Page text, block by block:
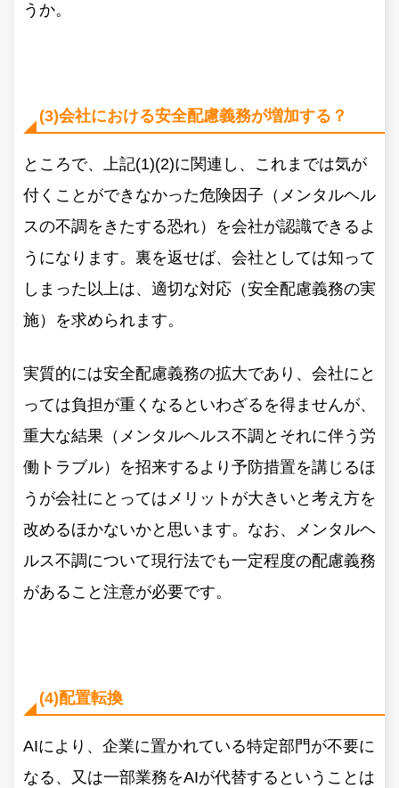
うか。
(3)会社における安全配慮義務が増加する？
ところで、上記(1)(2)に関連し、これまでは気が
付くことができなかった危険因子（メンタルヘル
スの不調をきたする恐れ）を会社が認識できるよ
うになります。裏を返せば、会社としては知って
しまった以上は、適切な対応（安全配慮義務の実
施）を求められます。
実質的には安全配慮義務の拡大であり、会社にと
っては負担が重くなるといわざるを得ませんが、
重大な結果（メンタルヘルス不調とそれに伴う労
働トラブル）を招来するより予防措置を講じるほ
うが会社にとってはメリットが大きいと考え方を
改めるほかないかと思います。なお、メンタルヘ
ルス不調について現行法でも一定程度の配慮義務
があること注意が必要です。
(4)配置転換
AIにより、企業に置かれている特定部門が不要に
なる、又は一部業務をAIが代替するということは